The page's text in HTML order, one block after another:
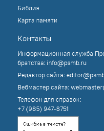
Библия
Карта памяти
Контакты
Информационная служба
братства: info@psmb.ru
Редактор сайта:
Вебмастер сайта:
Телефон для справок:
+7 (985) 947-8751